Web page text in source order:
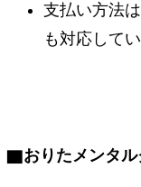
支払い方法
も対応して
▇おりたメンタ